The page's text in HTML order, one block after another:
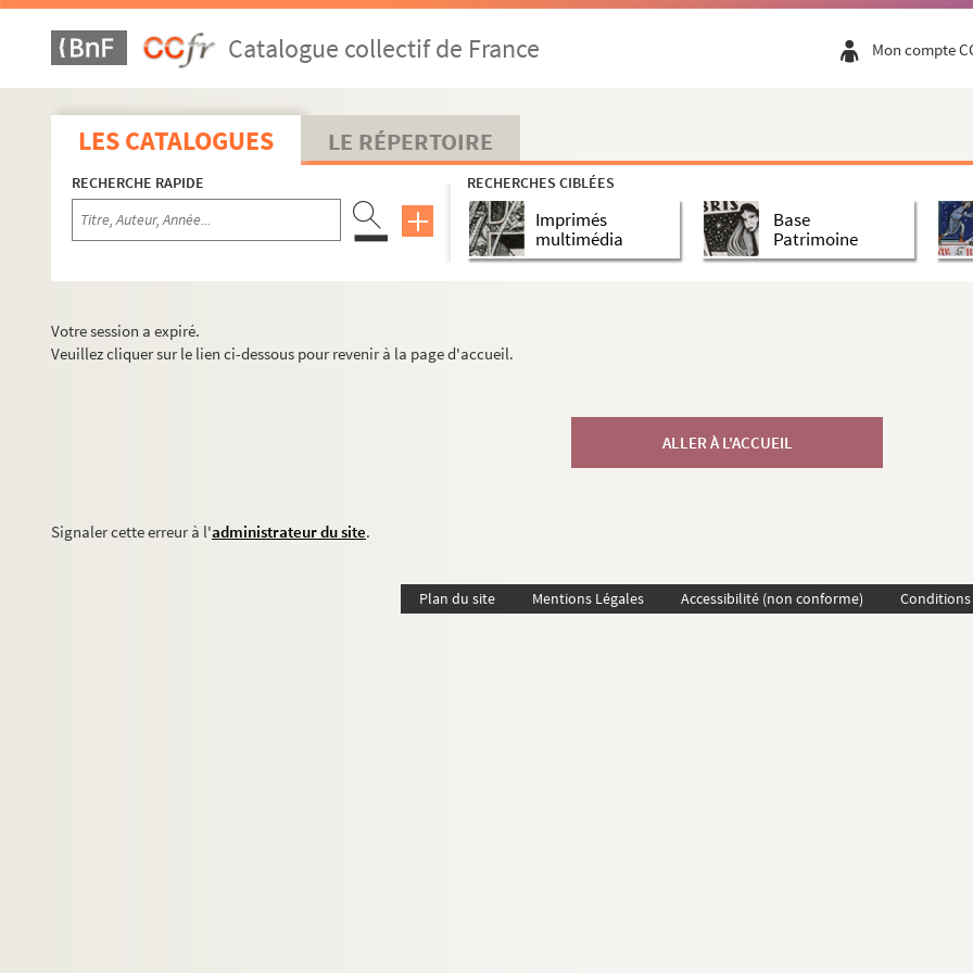
Catalogue collectif de France Mon compte
LES CATALOGUES LE RÉPERTOIRE
RECHERCHE RAPIDE RECHERCHES CIBLÉES
Imprimés
multimédia
Base
Patrimoine
Votre session a expiré.
Veuillez cliquer sur le lien ci-dessous pour revenir à la page d'accueil.
ALLER À L'ACCUEIL
Signaler cette erreur à l'administrateur du site.
Plan du site Mentions Légales Accessibilité (non conforme)